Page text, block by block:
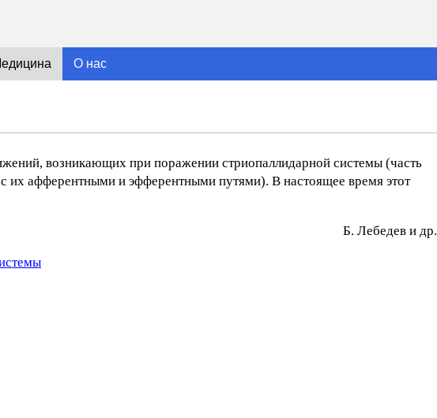
О нас
возникающих при поражении стриопаллидарной системы (часть
их афферентными и эфферентными путями). В настоящее время этот
Б. Лeбeдeв и др.